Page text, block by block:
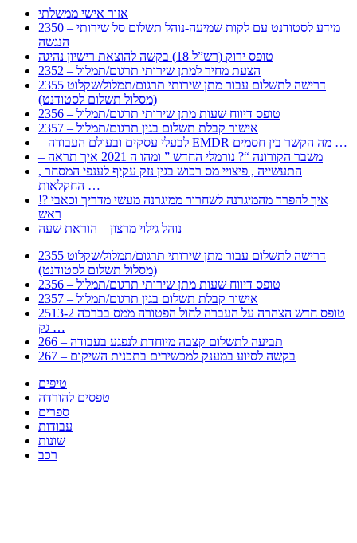
אזור אישי ממשלתי
2350 – מידע לסטודנט עם לקות שמיעה-נוהל תשלום סל שירותי
הנגשה
טופס ירוק (רש”ל 18) בקשה להוצאת רישיון נהיגה
2352 – הצעת מחיר למתן שירותי תרגום/תמלול
2355 דרישה לתשלום עבור מתן שירותי תרגום/תמלול/שקלוט
(מסלול תשלום לסטודנט)
2356 – טופס דיווח שעות מתן שירותי תרגום/תמלול
2357 – אישור קבלת תשלום בגין תרגום/תמלול
– לבעלי עסקים ובעולם העבודה EMDR מה הקשר בין חסמים …
– משבר הקורונה “? נורמלי החדש ” ומהו ה 2021 איך תראה
, התעשייה , פיצויי מס רכוש בגין נזק עקיף לענפי המסחר
החקלאות …
!? איך להפרד מהמיגרנה לשחרור ממיגרנה מעשי מדריך וכאבי
ראש
נוהל גילוי מרצון – הוראת שעה
2355 דרישה לתשלום עבור מתן שירותי תרגום/תמלול/שקלוט
(מסלול תשלום לסטודנט)
2356 – טופס דיווח שעות מתן שירותי תרגום/תמלול
2357 – אישור קבלת תשלום בגין תרגום/תמלול
2513-2 טופס חדש הצהרה על העברה לחול הפטורה ממס בברכה
גק …
266 – תביעה לתשלום קצבה מיוחדת לנפגע בעבודה
267 – בקשה לסיוע במענק למכשירים בתכנית השיקום
טיפים
טפסים להורדה
ספרים
עבודות
שונות
רכב